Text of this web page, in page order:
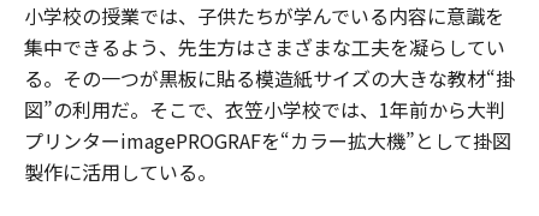
小学校の授業では、子供たちが学んでいる内容に意識を
集中できるよう、先生方はさまざまな工夫を凝らしてい
る。その一つが黒板に貼る模造紙サイズの大きな教材“掛
図”の利用だ。そこで、衣笠小学校では、1年前から大判
プリンターimagePROGRAFを“カラー拡大機”として掛図
製作に活用している。